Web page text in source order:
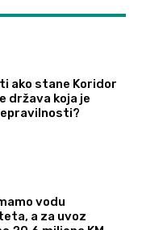
ako stane Koridor
država koja je
vodu
a za uvoz